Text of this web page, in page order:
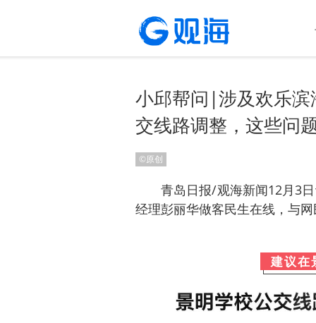
小邱帮问|涉及欢乐滨
交线路调整，这些问
©原创
青岛日报/观海新闻12月3
经理彭丽华做客民生在线， 与
建议在